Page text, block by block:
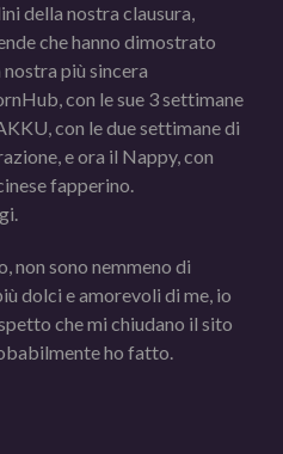
della nostra clausura,
che hanno dimostrato
più sincera
con le sue 3 settimane
con le due settimane di
e ora il Nappy, con
fapperino.
non sono nemmeno di
dolci e amorevoli di me, io
che mi chiudano il sito
ho fatto.